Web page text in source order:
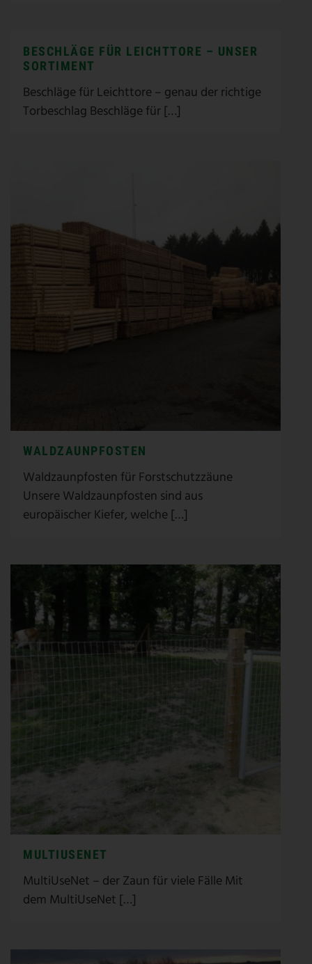
BESCHLÄGE FÜR LEICHTTORE – UNSER
SORTIMENT
Beschläge für Leichttore – genau der richtige
Torbeschlag Beschläge für […]
WALDZAUNPFOSTEN
Waldzaunpfosten für Forstschutzzäune
Unsere Waldzaunpfosten sind aus
europäischer Kiefer, welche […]
MULTIUSENET
MultiUseNet – der Zaun für viele Fälle Mit
dem MultiUseNet […]